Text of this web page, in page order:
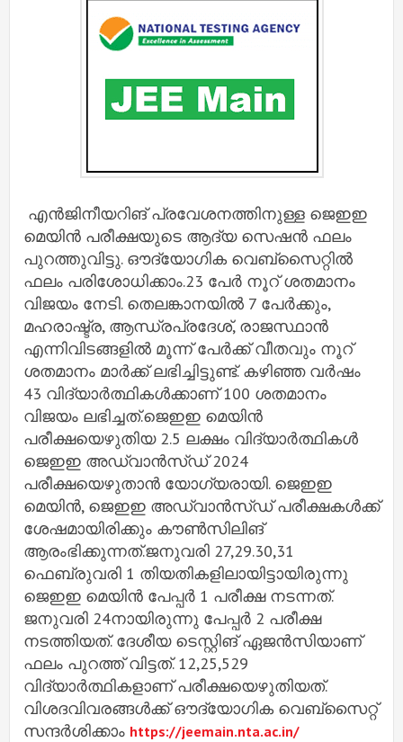
എൻജിനീയറിങ് പ്രവേശനത്തിനുള്ള ജെഇഇ
മെയിൻ പരീക്ഷയുടെ ആദ്യ സെഷൻ ഫലം
പുറത്തുവിട്ടു. ഔദ്യോഗിക വെബ്സൈറ്റില്‍
ഫലം പരിശോധിക്കാം.23 പേർ നൂറ് ശതമാനം
വിജയം നേടി. തെലങ്കാനയില്‍ 7 പേർക്കും,
മഹരാഷ്ട്ര, ആന്ധ്രപ്രദേശ്, രാജസ്ഥാൻ
എന്നിവിടങ്ങളില്‍ മൂന്ന് പേർക്ക് വീതവും നൂറ്
ശതമാനം മാർക്ക് ലഭിച്ചിട്ടുണ്ട്. കഴിഞ്ഞ വർഷം
43 വിദ്യാർത്ഥികള്‍ക്കാണ് 100 ശതമാനം
വിജയം ലഭിച്ചത്.ജെഇഇ മെയിൻ
പരീക്ഷയെഴുതിയ 2.5 ലക്ഷം വിദ്യാർത്ഥികള്‍
ജെഇഇ അഡ്വാൻസ്ഡ് 2024
പരീക്ഷയെഴുതാൻ യോഗ്യരായി. ജെഇഇ
മെയിൻ, ജെഇഇ അഡ്വാൻസ്ഡ് പരീക്ഷകള്‍ക്ക്
ശേഷമായിരിക്കും കൗണ്‍സിലിങ്
ആരംഭിക്കുന്നത്.ജനുവരി 27,29.30,31
ഫെബ്രുവരി 1 തിയതികളിലായിട്ടായിരുന്നു
ജെഇഇ മെയിൻ പേപ്പർ 1 പരീക്ഷ നടന്നത്.
ജനുവരി 24നായിരുന്നു പേപ്പർ 2 പരീക്ഷ
നടത്തിയത്. ദേശീയ ടെസ്റ്റിങ് ഏജൻസിയാണ്
ഫലം പുറത്ത് വിട്ടത്. 12,25,529
വിദ്യാർത്ഥികളാണ് പരീക്ഷയെഴുതിയത്.
വിശദവിവരങ്ങള്‍ക്ക് ഔദ്യോഗിക വെബ്സൈറ്റ്
സന്ദർശിക്കാം https://jeemain.nta.ac.in/